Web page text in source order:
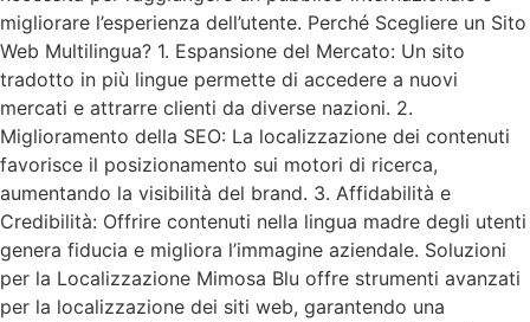
migliorare l’esperienza dell’utente. Perché Scegliere un Sito
Web Multilingua? 1. Espansione del Mercato: Un sito
tradotto in più lingue permette di accedere a nuovi
mercati e attrarre clienti da diverse nazioni. 2.
Miglioramento della SEO: La localizzazione dei contenuti
favorisce il posizionamento sui motori di ricerca,
aumentando la visibilità del brand. 3. Affidabilità e
Credibilità: Offrire contenuti nella lingua madre degli utenti
genera fiducia e migliora l’immagine aziendale. Soluzioni
per la Localizzazione Mimosa Blu offre strumenti avanzati
per la localizzazione dei siti web, garantendo una